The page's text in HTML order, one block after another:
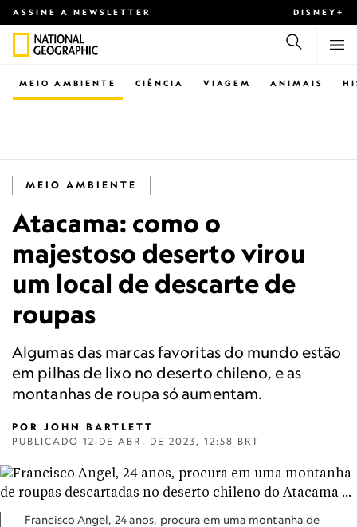
ASSINE A NEWSLETTER DISNEY+
CIÊNCIA VIAGEM ANIMAIS
MEIO AMBIENTE
MEIO AMBIENTE
Atacama: como o
majestoso deserto virou
um local de descarte de
roupas
Algumas das marcas favoritas do mundo estão
em pilhas de lixo no deserto chileno, e as
montanhas de roupa só aumentam.
POR JOHN BARTLETT
PUBLICADO 12 DE ABR. DE 2023, 12:58 BRT
Francisco Angel, 24 anos, procura em uma montanha de